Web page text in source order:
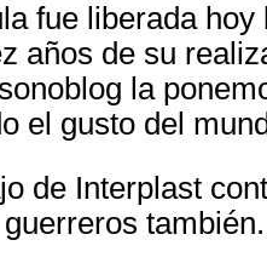
fue liberada
años de su
la
el gusto del
de Interplast
también.